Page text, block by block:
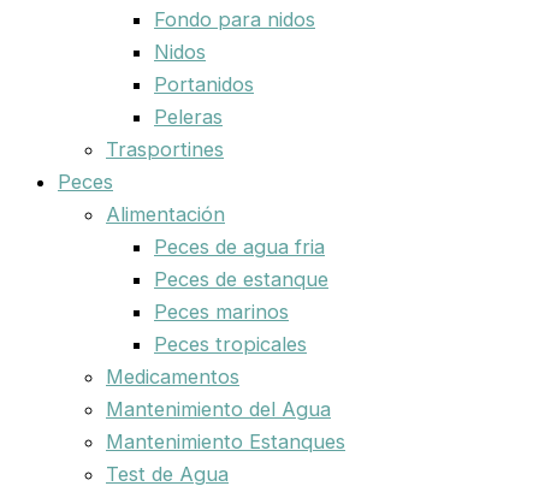
Fondo para nidos
Nidos
Portanidos
Peleras
Trasportines
Peces
Alimentación
Peces de agua fria
Peces de estanque
Peces marinos
Peces tropicales
Medicamentos
Mantenimiento del Agua
Mantenimiento Estanques
Test de Agua